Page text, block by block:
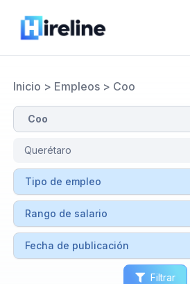
Inicio > Empleos> Coo
Filtrar